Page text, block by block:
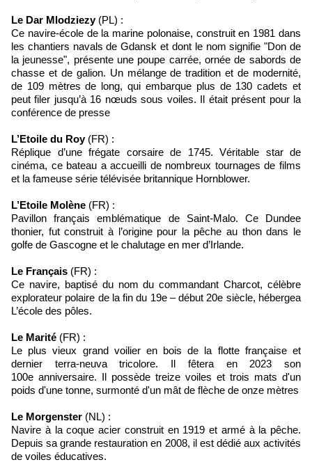
Le Dar Mlodziezy (PL) :
Ce navire-école de la marine polonaise, construit en 1981 dans
les chantiers navals de Gdansk et dont le nom signifie "Don de
la jeunesse", présente une poupe carrée, ornée de sabords de
chasse et de galion. Un mélange de tradition et de modernité,
de 109 mètres de long, qui embarque plus de 130 cadets et
peut filer jusqu’à 16 nœuds sous voiles. Il était présent pour la
conférence de presse
L’Etoile du Roy(FR) :
Réplique d’une frégate corsaire de 1745. Véritable star de
cinéma, ce bateau a accueilli de nombreux tournages de films
et la fameuse série télévisée britannique Hornblower.
L’Etoile Molène (FR) :
Pavillon français emblématique de Saint-Malo. Ce Dundee
thonier, fut construit à l’origine pour la pêche au thon dans le
golfe de Gascogne et le chalutage en mer d’Irlande.
Le Français (FR) :
Ce navire, baptisé du nom du commandant Charcot, célèbre
explorateur polaire de la fin du 19e – début 20e siècle, hébergea
L’école des pôles.
Le Marité (FR) :
Le plus vieux grand voilier en bois de la flotte française et
dernier terra-neuva tricolore. Il fêtera en 2023 son
100e anniversaire. Il possède treize voiles et trois mats d'un
poids d'une tonne, surmonté d'un mât de flèche de onze mètres
Le Morgenster (NL) :
Navire à la coque acier construit en 1919 et armé à la pêche.
Depuis sa grande restauration en 2008, il est dédié aux activités
de voiles éducatives.